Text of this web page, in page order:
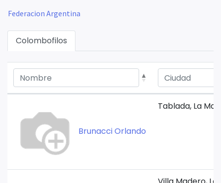
Federacion Argentina
Colombofilos
Brunacci Orlando
Tablada, La